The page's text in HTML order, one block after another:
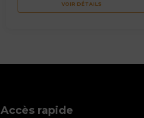
VOIR DÉTAILS
Accès rapide